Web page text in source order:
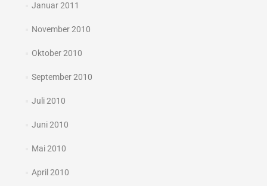
Januar 2011
November 2010
Oktober 2010
September 2010
Juli 2010
Juni 2010
Mai 2010
April 2010